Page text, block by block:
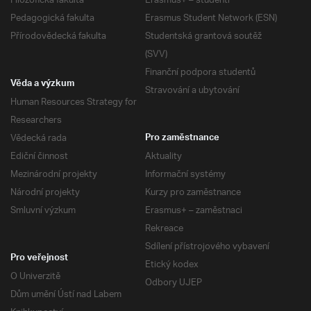
Pedagogická fakulta
Přírodovědecká fakulta
Erasmus Student Network (ESN)
Studentská grantová soutěž
(SVV)
Finanční podpora studentů
Stravování a ubytování
Věda a výzkum
Human Resources Strategy for
Researchers
Vědecká rada
Ediční činnost
Mezinárodní projekty
Národní projekty
Smluvní výzkum
Pro zaměstnance
Aktuality
Informační systémy
Kurzy pro zaměstnance
Erasmus+ – zaměstnaci
Rekreace
Sdílení přístrojového vybavení
Etický kodex
Odbory UJEP
Pro veřejnost
O Univerzitě
Dům umění Ústí nad Labem